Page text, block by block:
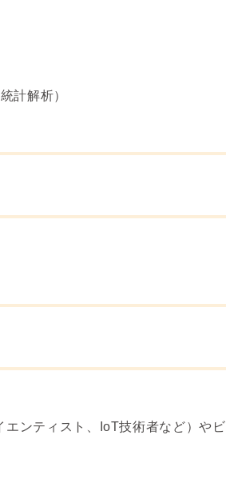
計解析）
ンティスト、IoT技術者など）やビ